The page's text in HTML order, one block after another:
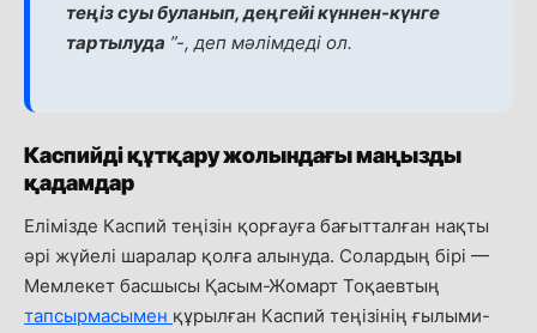
теңіз суы буланып, деңгейі күннен-күнге
тартылуда ”-, деп мәлімдеді ол.
Каспийді құтқару жолындағы маңызды
қадамдар
Елімізде Каспий теңізін қорғауға бағытталған нақты
әрі жүйелі шаралар қолға алынуда. Солардың бірі —
Мемлекет басшысы Қасым-Жомарт Тоқаевтың
тапсырмасымен құрылған Каспий теңізінің ғылыми-